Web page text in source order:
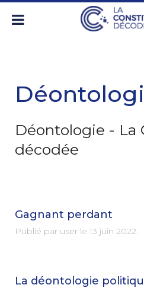
Déontologie - La
décodée
Gagnant perdant
Publié par user le 13 juin 2022.
La déontologie